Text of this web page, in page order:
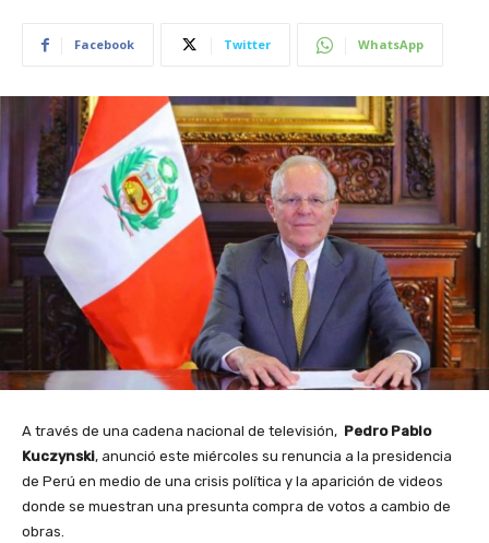
Facebook Twitter WhatsApp
A través de una cadena nacional de televisión, Pedro Pablo
Kuczynski, anunció este miércoles su renuncia a la presidencia
de Perú en medio de una crisis política y la aparición de videos
donde se muestran una presunta compra de votos a cambio de
obras.